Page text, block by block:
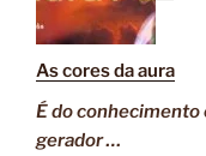
As cores da aura
É do conhecimento
gerador …